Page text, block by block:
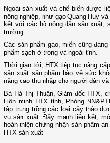
Ngoài sản xuất và chế biến dược
nông nghiệp, như gạo Quang Huy
kết với các hộ nông dân sản xuất,
trường.
Các sản phẩm gạo, miến cũng
phẩm sạch ở trong và ngoài tỉnh.
Thời gian tới, HTX tiếp tục nâng
sản xuất sản phẩm bảo vệ sức
nâng cao thu nhập cho người dân
Bà Hà Thị Thuận, Giám đốc HTX,
Liên minh HTX tỉnh, Phòng
tập trung trồng các loại cây thảo
vụ sản xuất. Đẩy mạnh liên kết,
hoàn thiện chứng nhận sản phẩm
HTX sản xuất.